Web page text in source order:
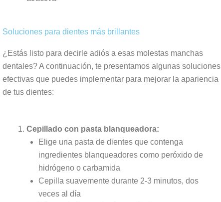
Soluciones para dientes más brillantes
¿Estás listo para decirle adiós a esas molestas manchas
dentales? A continuación, te presentamos algunas soluciones
efectivas que puedes implementar para mejorar la apariencia
de tus dientes:
Cepillado con pasta blanqueadora:
Elige una pasta de dientes que contenga
ingredientes blanqueadores como peróxido de
hidrógeno o carbamida
Cepilla suavemente durante 2-3 minutos, dos
veces al día